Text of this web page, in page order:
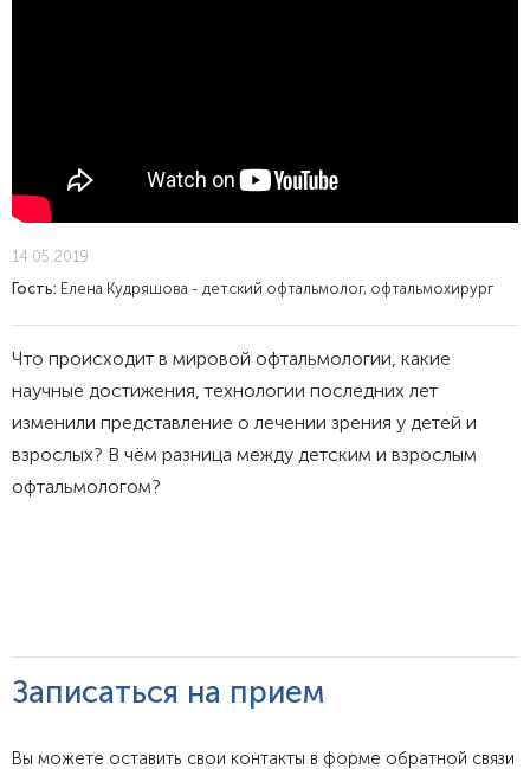
14.05.2019
Гость: Елена Кудряшова - детский офтальмолог, офтальмохирург
Что происходит в мировой офтальмологии, какие
научные достижения, технологии последних лет
изменили представление о лечении зрения у детей и
взрослых? В чём разница между детским и взрослым
офтальмологом?
Записаться на прием
Вы можете оставить свои контакты в форме обратной связи